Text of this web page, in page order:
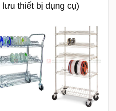
thiết bị dụng cụ)